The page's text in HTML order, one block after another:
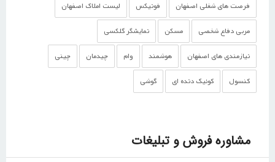
فرصت های شغلی اصفهان فونیکس لیست املاک اصفهان
مربی دفاع شخصی مسکن نمایشگر گلکسی
نیازمندی های اصفهان هوشمند وام چیدمان چینی
کنسول کوئیک دنده ای گوشی‌
مشاوره فروش و تبلیغات